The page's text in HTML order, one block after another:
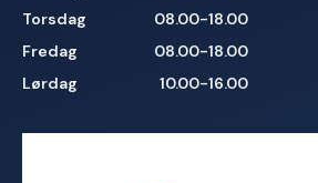
Torsdag
08.00-18.00
Fredag
08.00-18.00
Lørdag
10.00-16.00